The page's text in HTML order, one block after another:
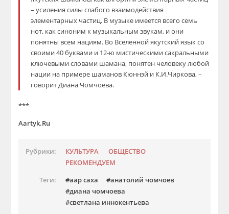
– усиления силы слабого взаимодействия
элементарных частиц. В музыке имеется всего семь
нот, как синоним к музыкальным звукам, и они
понятны всем нациям. Во Вселенной якутский язык со
своими 40 буквами и 12-ю мистическими сакральными
ключевыми словами шамана, понятен человеку любой
нации на примере шаманов Кюннэй и К.И.Чиркова, –
говорит Диана Чомчоева.
***
Aartyk.Ru
Рубрики: КУЛЬТУРА
ОБЩЕСТВО
РЕКОМЕНДУЕМ
Теги:
аар саха
анатолий чомчоев
диана чомчоева
светлана иннокентьева